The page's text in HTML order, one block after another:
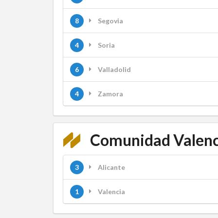
8 Segovia
4 Soria
6 Valladolid
4 Zamora
Comunidad
3 Alicante
1 Valencia